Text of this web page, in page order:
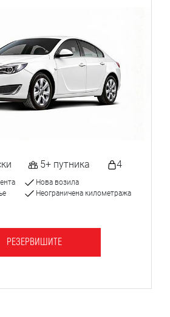
5+ путника 4
Нова возила
Неограничена километража
РЕЗЕРВИШИТЕ